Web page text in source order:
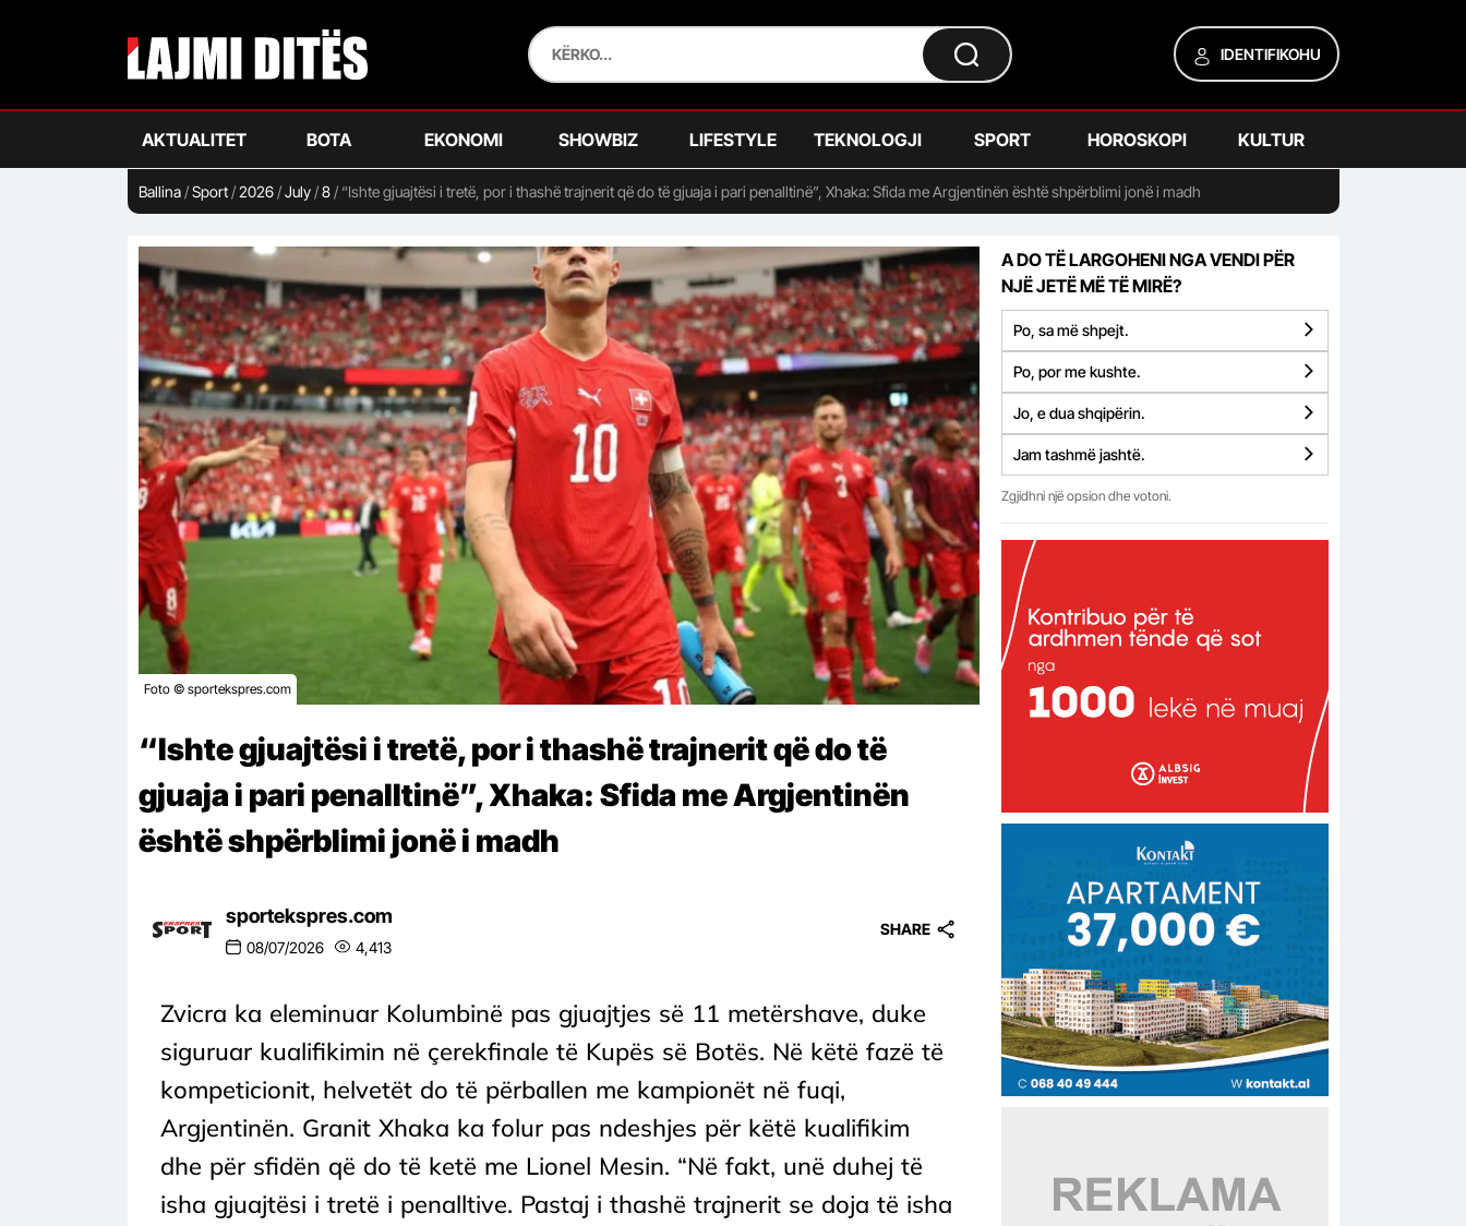
IDENTIFIKOHU
AKTUALITET BOTA EKONOMI SHOWBIZ LIFESTYLE TEKNOLOGJI SPORT HOROSKOPI KULTUR
Ballina/Sport/2026/July/8/ “Ishte gjuajtësi i tretë, por i thashë trajnerit që do të gjuaja i pari penalltinë”, Xhaka: Sfida me Argjentinën është shpërblimi jonë i madh
Foto © sportekspres.com
“Ishte gjuajtësi i tretë, por i thashë trajnerit që do të
gjuaja i pari penalltinë”, Xhaka: Sfida me Argjentinën
është shpërblimi jonë i madh
sportekspres.com
08/07/2026 4,413
SHARE
Zvicra ka eleminuar Kolumbinë pas gjuajtjes së 11 metërshave, duke
siguruar kualifikimin në çerekfinale të Kupës së Botës. Në këtë fazë të
kompeticionit, helvetët do të përballen me kampionët në fuqi,
Argjentinën. Granit Xhaka ka folur pas ndeshjes për këtë kualifikim
dhe për sfidën që do të ketë me Lionel Mesin. “Në fakt, unë duhej të
isha gjuajtësi i tretë i penalltive. Pastaj i thashë trajnerit se doja të isha
A DO TË LARGOHENI NGA VENDI PËR
NJË JETË MË TË MIRË?
Po, sa më shpejt.
Po, por me kushte.
Jo, e dua shqipërin.
Jam tashmë jashtë.
Zgjidhni një opsion dhe votoni.